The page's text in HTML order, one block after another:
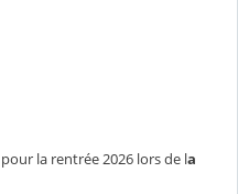
la rentrée 2026 lors de la